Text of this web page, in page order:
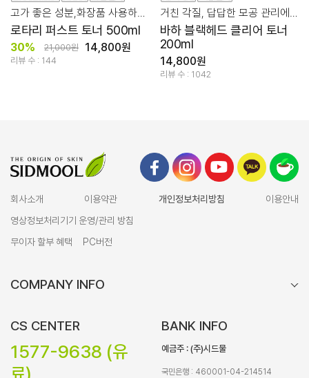
로타리 퍼스트 토너 500ml
30% 21,000원 14,800원
리뷰 수 : 144
바하 블랙헤드 클리어 토너
200ml
14,800원
리뷰 수 : 1042
회사소개 이용약관 개인정보처리방침
이용안내
영상정보처리기기 운영/관리 방침
무이자 할부 혜택
PC버전
COMPANY INFO
CS CENTER
1577-9638 (유
료)
BANK INFO
예금주 : (주)시드물
국민은행 : 460001-04-214514